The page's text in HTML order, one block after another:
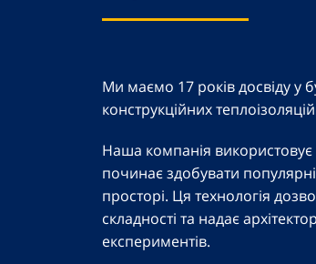
Ми маємо 17 років досвіду у
конструкційних
Наша компанія використовує
починає здобувати
просторі. Ця технологія
складності та надає
експериментів.